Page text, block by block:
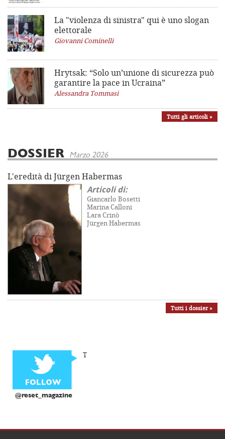
La "violenza di sinistra" qui è uno slogan
elettorale
Giovanni Cominelli
Hrytsak: “Solo un’unione di sicurezza può
garantire la pace in Ucraina”
Alessandra Tommasi
Tutti gli articoli »
DOSSIER Marzo 2026
L'eredità di Jürgen Habermas
Articoli di:
Giancarlo Bosetti
Marina Calloni
Lara Crinò
Jürgen Habermas
Tutti i dossier »
@reset_magazine
T